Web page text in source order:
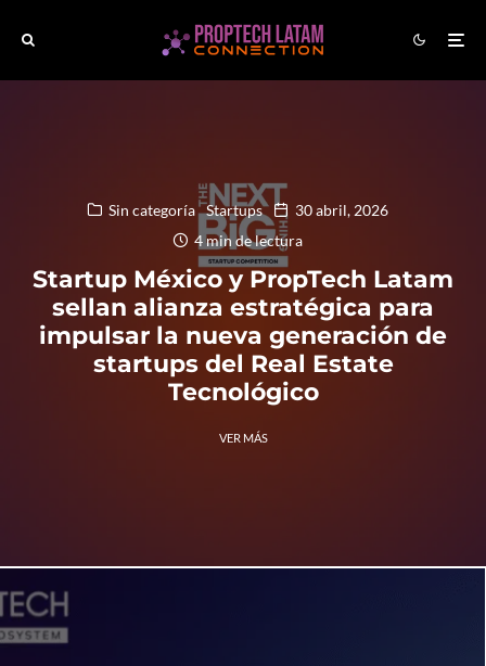
Sin categoría Startups
30 abril, 2026
4 min de lectura
Startup México y PropTech Latam
sellan alianza estratégica para
impulsar la nueva generación de
startups del Real Estate
Tecnológico
VER MÁS